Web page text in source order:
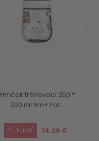
Hrnček trénovací 360 °
300 ml 9m+ Far...
14.29 €